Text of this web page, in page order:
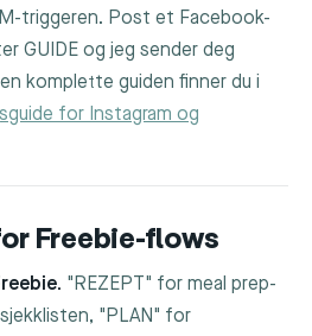
triggeren. Post et Facebook-
GUIDE og jeg sender deg
komplette guiden finner du i
for Instagram og
Freebie-flows
"REZEPT" for meal prep-
"PLAN" for